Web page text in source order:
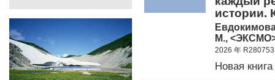
истории.
М.,
2026 年 R280753
Новая